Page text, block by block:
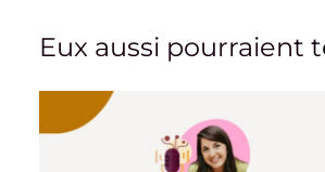
Eux aussi pourraient